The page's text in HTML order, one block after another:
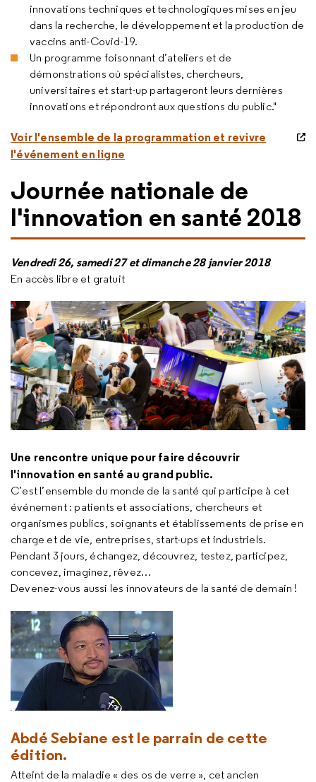
innovations techniques et technologiques mises en jeu
dans la recherche, le développement et la production de
vaccins anti-Covid-19.
Un programme foisonnant d’ateliers et de
démonstrations où spécialistes, chercheurs,
universitaires et start-up partageront leurs dernières
innovations et répondront aux questions du public."
Voir l'ensemble de la programmation et revivre
l'événement en ligne
Journée nationale de
l'innovation en santé 2018
Vendredi 26, samedi 27 et dimanche 28 janvier 2018
En accès libre et gratuit
Une rencontre unique pour faire découvrir
l'innovation en santé au grand public.
C’est l’ensemble du monde de la santé qui participe à cet
événement : patients et associations, chercheurs et
organismes publics, soignants et établissements de prise en
charge et de vie, entreprises, start-ups et industriels.
Pendant 3 jours, échangez, découvrez, testez, participez,
concevez, imaginez, rêvez…
Devenez-vous aussi les innovateurs de la santé de demain !
Abdé Sebiane est le parrain de cette
édition.
Atteint de la maladie « des os de verre », cet ancien